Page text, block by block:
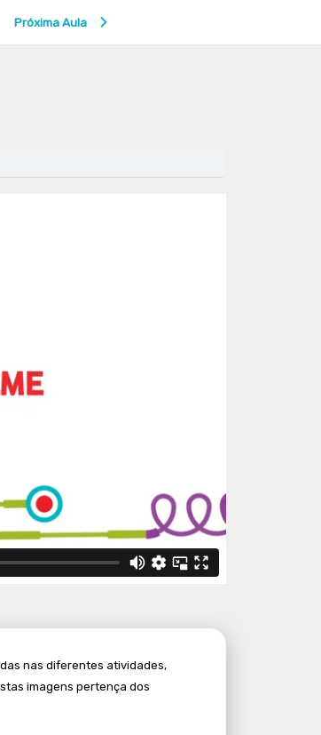
Próxima Aula
nas diferentes atividades,
imagens pertença dos